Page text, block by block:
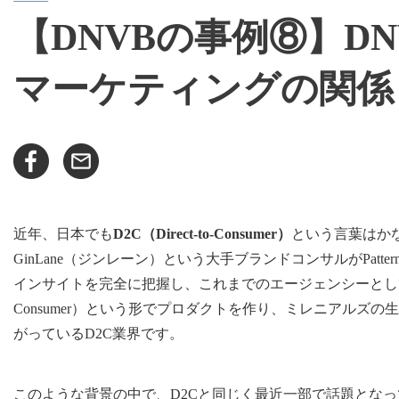
【DNVBの事例⑧】
マーケティングの関係
近年、日本でもD2C（Direct-to-Consumer）
という言葉はか
GinLane（ジンレーン）という大手ブランドコンサルが
インサイトを完全に把握し、これまでのエージェンシーと
Consumer）という形でプロダクトを作り、ミレニアルズの
がっているD2C業界です。
このような背景の中で、D2Cと同じく最近一部で話題とな